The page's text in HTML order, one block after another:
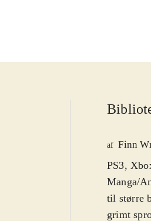
af Finn
PS3,
Manga/
til større
grimt